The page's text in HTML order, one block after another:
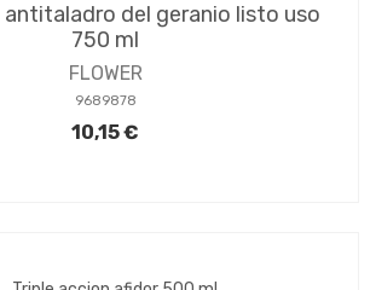
del geranio listo uso
750 ml
FLOWER
9689878
10,15 €